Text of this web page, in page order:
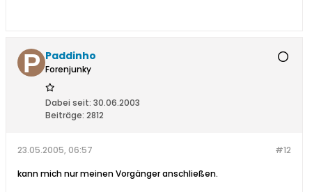
Paddinho
Forenjunky
Dabei seit: 30.06.2003
Beiträge: 2812
#12
23.05.2005, 06:57
kann mich nur meinen Vorgänger anschließen.